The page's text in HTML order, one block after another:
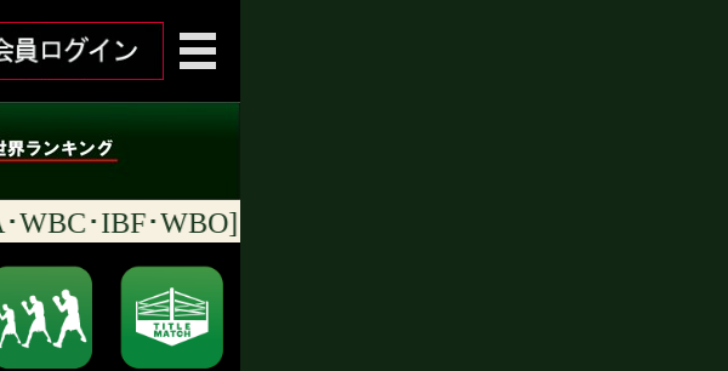
･IBF･WBO]ランキング [随時更新]